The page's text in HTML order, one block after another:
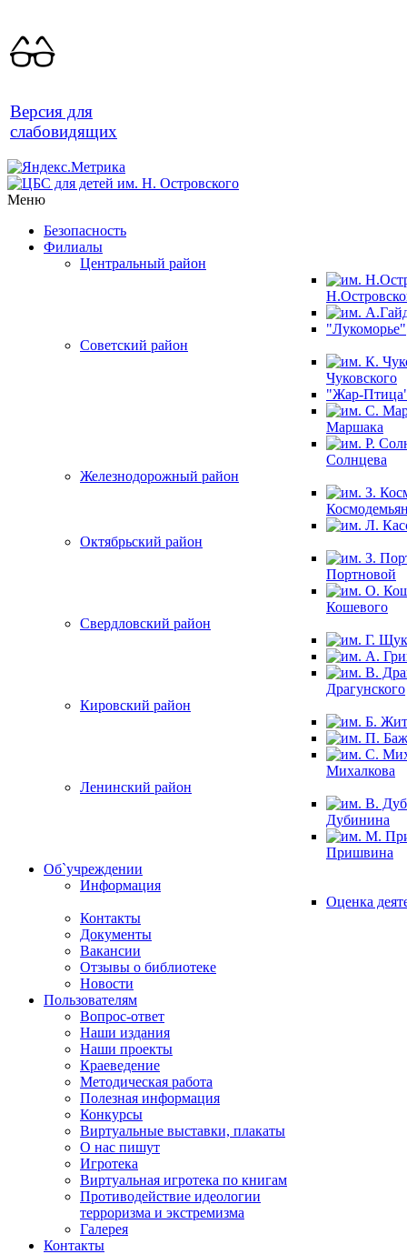
Версия для
слабовидящих
Меню
Безопасность
Филиалы
Центральный район
"Лукоморье"
Советский район
Чуковского
"Жар-
Маршака
Солнцева
Железнодорожный район
Октябрьский район
Портновой
Кошевого
Свердловский район
Драгунского
Кировский район
Михалкова
Ленинский район
Дубинина
Пришвина
Об`учреждении
Информация
Оценка
Контакты
Документы
Вакансии
Отзывы о библиотеке
Новости
Пользователям
Вопрос-ответ
Наши издания
Наши проекты
Краеведение
Методическая работа
Полезная информация
Конкурсы
Виртуальные выставки, плакаты
О нас пишут
Игротека
Виртуальная игротека по книгам
Противодействие идеологии
терроризма и экстремизма
Галерея
Контакты